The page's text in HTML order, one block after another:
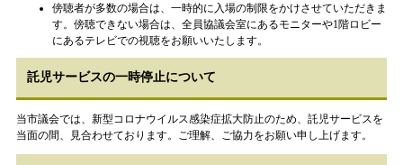
傍聴者が多数の場合は、一時的に入場の制限をかけさせていただきま
す。傍聴できない場合は、全員協議会室にあるモニターや1階ロビー
にあるテレビでの視聴をお願いいたします。
託児サービスの一時停止について
当市議会では、新型コロナウイルス感染症拡大防止のため、託児サービスを
当面の間、見合わせております。ご理解、ご協力をお願い申し上げます。